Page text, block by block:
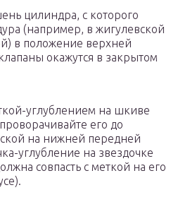
цилиндра, с которого
(например, в жигулевской
й) в положение верхней
окажутся в закрытом
углублением на шкиве
его до
на нижней передней
углубление на звездочке
совпасть с меткой на его